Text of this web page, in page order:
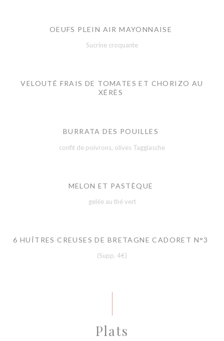
OEUFS PLEIN AIR MAYONNAISE
Sucrine croquante
VELOUTÉ FRAIS DE TOMATES ET CHORIZO AU
XÉRÈS
BURRATA DES POUILLES
confit de poivrons, olives Taggiasche
MELON ET PASTÈQUE
gelée au thé vert
6 HUÎTRES CREUSES DE BRETAGNE CADORET N°3
(Supp. 4€)
Plats